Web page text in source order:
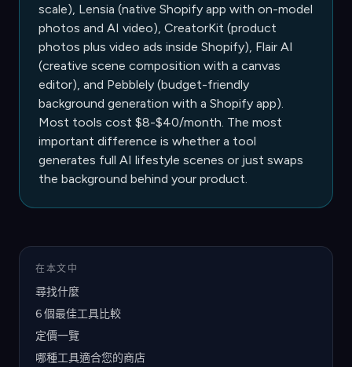
scale), Lensia (native Shopify app with on-model
photos and AI video), CreatorKit (product
photos plus video ads inside Shopify), Flair AI
(creative scene composition with a canvas
editor), and Pebblely (budget-friendly
background generation with a Shopify app).
Most tools cost $8-$40/month. The most
important difference is whether a tool
generates full AI lifestyle scenes or just swaps
the background behind your product.
在本文中
尋找什麼
6 個最佳工具比較
定價一覽
哪種工具適合您的商店